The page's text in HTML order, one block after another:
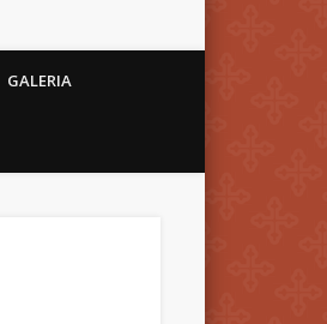
GALERIA